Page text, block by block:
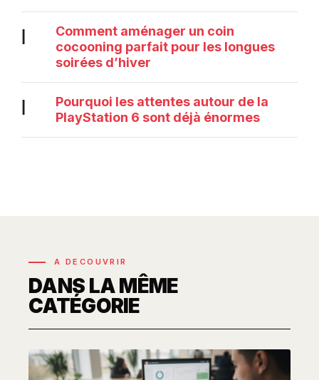
|
Comment aménager un coin
cocooning parfait pour les longues
soirées d’hiver
|
Pourquoi les attentes autour de la
PlayStation 6 sont déjà énormes
A DECOUVRIR
DANS LA MÊME
CATÉGORIE